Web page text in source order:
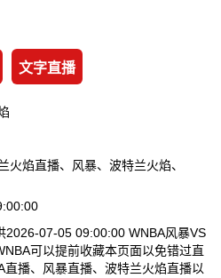
文字直播
火焰直播、风暴、波特兰火焰、
2026-07-05 09:00:00 WNBA风暴VS
可以提前收藏本页面以免错过直
播、风暴直播、波特兰火焰直播以